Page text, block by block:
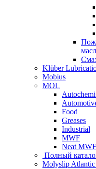
Klüber
Mobius
MOL
Food
Greases
Industrial
MWF
Neat MWF
Полный
Molyslip